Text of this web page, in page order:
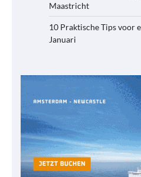
Maastricht
10 Praktische Tips voor
Januari